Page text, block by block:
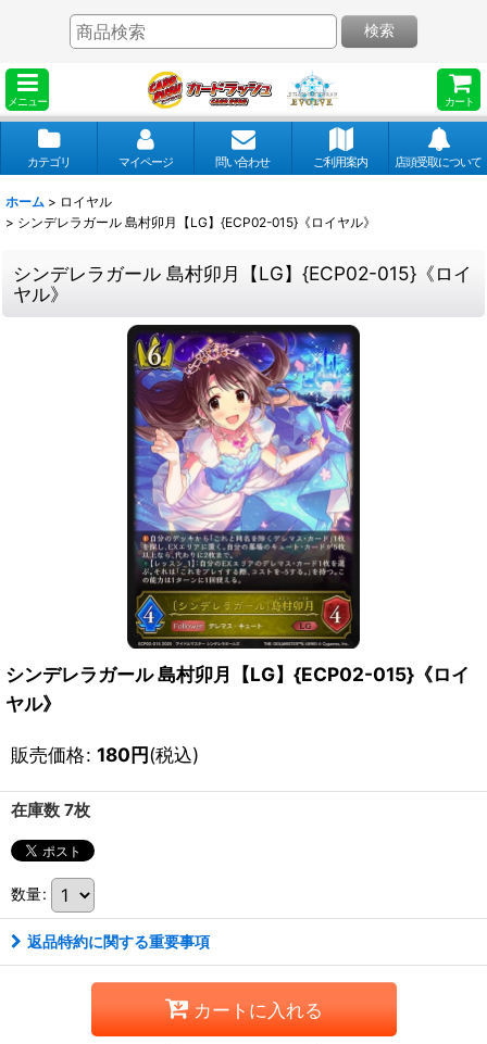
メニュー カート
検索
カテゴリ マイページ 問い合わせ ご利用案内 店頭受取について
ホーム > ロイヤル
> シンデレラガール 島村卯月【LG】{ECP02-015}《ロイヤル》
シンデレラガール 島村卯月【LG】{ECP02-015}《ロイ
ヤル》
シンデレラガール 島村卯月【LG】{ECP02-015}《ロイ
ヤル》
販売価格: 180円(税込)
在庫数 7枚
数量:
返品特約に関する重要事項
カートに入れる